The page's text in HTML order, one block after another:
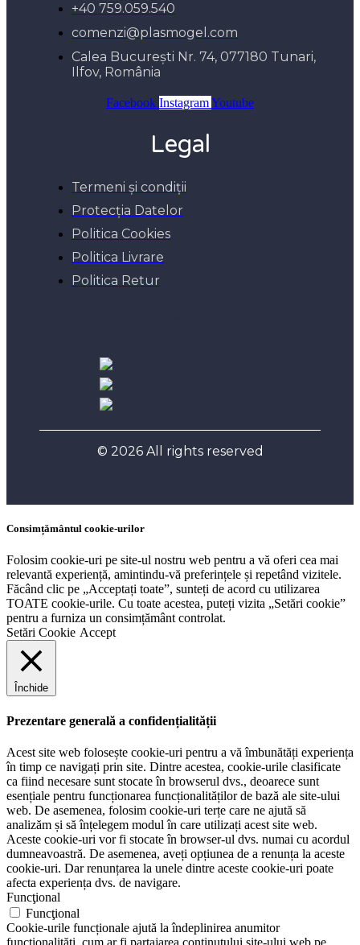
+40 759.059.540
comenzi@plasmogel.com
Calea București Nr. 74, 077180 Tunari,
Ilfov, România
Facebook InstagramYoutube
Legal
Termeni și condiții
Protecția Datelor
Politica Cookies
Politica Livrare
Politica Retur
© 2026 All rights reserved
Consimțământul cookie-urilor
Folosim cookie-uri pe site-ul nostru web pentru a vă oferi cea mai
relevantă experiență, amintindu-vă preferințele și repetând vizitele.
Făcând clic pe „Acceptați toate”, sunteți de acord cu utilizarea
TOATE cookie-urile. Cu toate acestea, puteți vizita „Setări cookie”
pentru a furniza un consimțământ controlat.
Setări Cookie Accept
Închide
Prezentare generală a confidențialității
Acest site web folosește cookie-uri pentru a vă îmbunătăți experiența
în timp ce navigați prin site. Dintre acestea, cookie-urile clasificate
ca fiind necesare sunt stocate în browserul dvs., deoarece sunt
esențiale pentru funcționarea funcționalităților de bază ale site-ului
web. De asemenea, folosim cookie-uri terțe care ne ajută să
analizăm și să înțelegem modul în care utilizați acest site web.
Aceste cookie-uri vor fi stocate în browser-ul dvs. numai cu acordul
dumneavoastră. De asemenea, aveți opțiunea de a renunța la aceste
cookie-uri. Dar renunțarea la unele dintre aceste cookie-uri poate
afecta experiența dvs. de navigare.
Funcţional
Funcţional
Cookie-urile funcționale ajută la îndeplinirea anumitor
funcționalități, cum ar fi partajarea conținutului site-ului web pe